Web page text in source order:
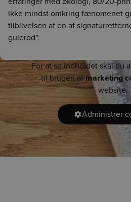
ikke mindst omkring fænomenet
tilblivelsen af en af
gulerod".
For at se indholdet skal du
til brugen af marketing
website.
Administrer